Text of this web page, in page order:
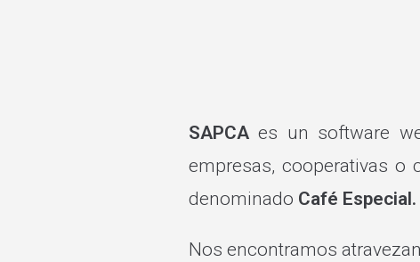
SAPCA es un software
empresas, cooperativas o
denominado Café Especial.
Nos encontramos